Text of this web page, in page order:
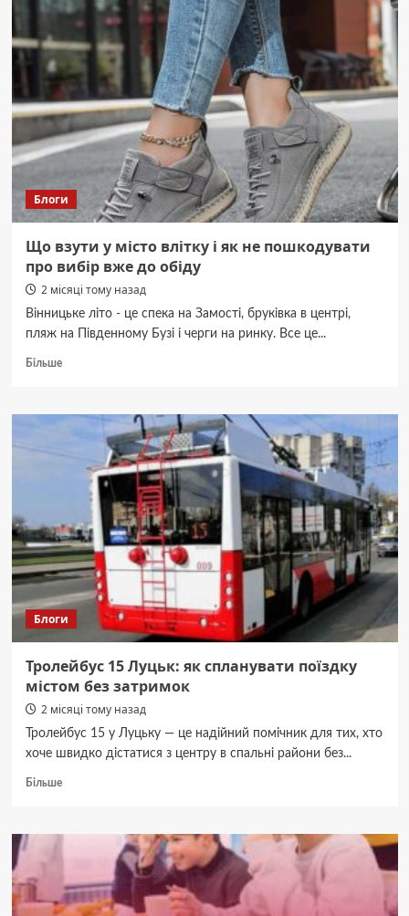
після
зіткнення
легковик
перекинувся
кювет:
є
загибла
та
постраждала
Блоги
Що взути у місто влітку і як не пошкодувати
про вибір вже до обіду
2 місяці тому назад
Вінницьке літо - це спека на Замості, бруківка в центрі,
пляж на Південному Бузі і черги на ринку. Все це...
БільшеДокладніше
взути
влітку
пошкодувати
про
вибір
вже
до
обіду
Блоги
Тролейбус 15 Луцьк: як спланувати поїздку
містом без затримок
2 місяці тому назад
Тролейбус 15 у Луцьку — це надійний помічник для тих, хто
хоче швидко дістатися з центру в спальні райони без...
БільшеДокладніше
15
спланувати
поїздку